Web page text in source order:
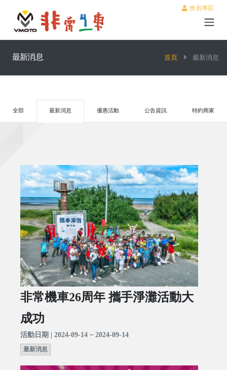
會員專區
最新消息 首頁 最新消息
全部 最新消息 優惠活動 公告資訊 特約商家
非常機車26周年 攜手淨灘活動大
成功
活動日期 | 2024-09-14 ~ 2024-09-14
最新消息